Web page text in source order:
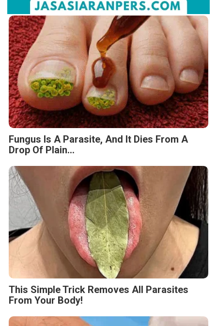
Fungus Is A Parasite, And It Dies From A
Drop Of Plain...
This Simple Trick Removes All Parasites
From Your Body!